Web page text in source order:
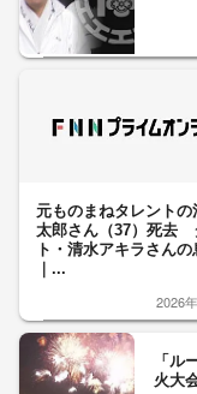
元ものまねタレントの
太郎さん（37）死去
ト・清水アキラさんの
｜...
2026
「ル
火大